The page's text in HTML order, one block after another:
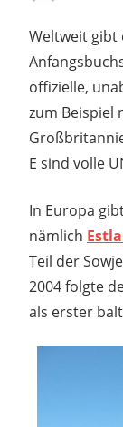
Weltweit gibt
offizielle,
zum Beispiel
E sind volle
In Europa
nämlich
Teil der
2004 folgte
als erster